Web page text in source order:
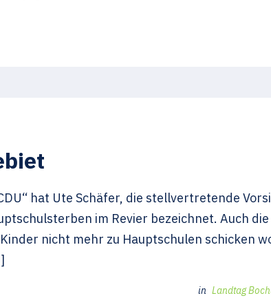
hat Ute Schäfer, die stellvertretende
im Revier bezeichnet. Auch
nicht mehr zu Hauptschulen schicken
in Landtag